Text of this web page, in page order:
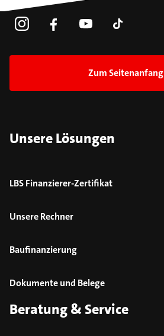
Zum Seitenanfang
Unsere Lösungen
LBS Finanzierer-Zertifikat
Unsere Rechner
Baufinanzierung
Dokumente und Belege
Beratung & Service